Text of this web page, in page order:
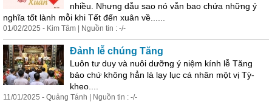
nhiều. Nhưng dẫu sao nó vẫn bao chứa những ý
nghĩa tốt lành mỗi khi Tết đến xuân về......
01/02/2025 - Kim Tâm | Nguồn tin : -/-
Đảnh lễ chúng Tăng
Luôn tư duy và nuôi dưỡng ý niệm kính lễ Tăng
bảo chứ không hẳn là lạy lục cá nhân một vị Tỳ-
kheo....
11/01/2025 - Quảng Tánh | Nguồn tin : -/-